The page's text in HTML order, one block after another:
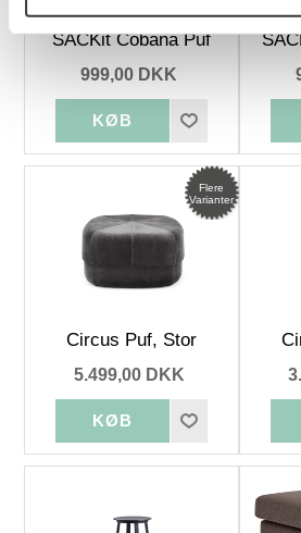
SACKit Cobana Puf
999,00 DKK
Flere
Varianter
Circus Puf, Stor
5.499,00 DKK